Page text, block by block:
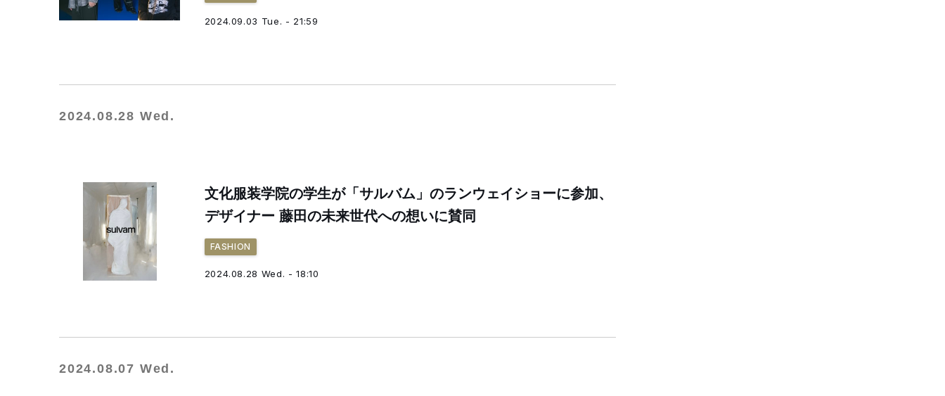
2024.09.03 Tue. - 21:59
2024.08.28 Wed.
文化服装学院の学生が「サルバム」のランウェイショーに参加、
デザイナー 藤田の未来世代への想いに賛同
FASHION
2024.08.28 Wed. - 18:10
2024.08.07 Wed.